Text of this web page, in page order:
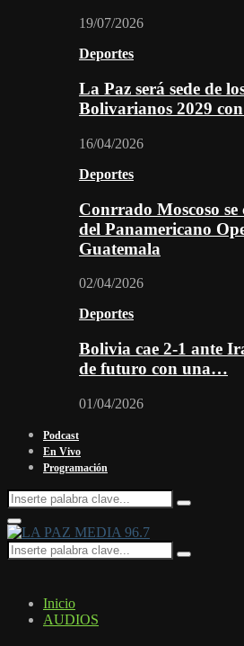
19/07/2026
Deportes
La Paz será sede de
Bolivarianos 2029
16/04/2026
Deportes
Conrrado Moscoso
del Panamericano
Guatemala
02/04/2026
Deportes
Bolivia cae 2-1 ante
de futuro con una…
01/04/2026
Podcast
En Vivo
Programación
Search
for:
Search
Facebook
Twitter
Instagram
Youtube
Email
Twitch
Whatsapp
Primary
Menu
Search
for:
Search
Inicio
AUDIOS